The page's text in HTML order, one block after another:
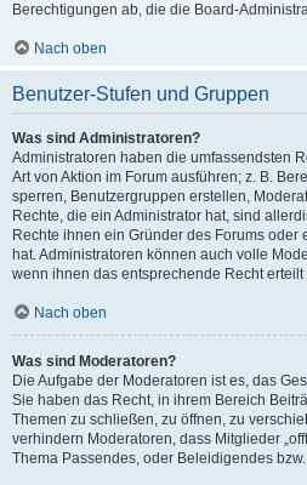
Berechtigungen ab, die die Board-
Nach oben
Benutzer-Stufen und Gruppen
Was sind Administratoren?
Administratoren haben die umfassendsten
Art von Aktion im Forum ausführen; z. B.
sperren, Benutzergruppen erstellen,
Rechte, die ein Administrator hat, sind
Rechte ihnen ein Gründer des Forums oder
hat. Administratoren können auch volle
wenn ihnen das entsprechende Recht erteilt
Nach oben
Was sind Moderatoren?
Die Aufgabe der Moderatoren ist es, das
Sie haben das Recht, in ihrem Bereich
Themen zu schließen, zu öffnen, zu
verhindern Moderatoren, dass Mitglieder
Thema Passendes, oder Beleidigendes